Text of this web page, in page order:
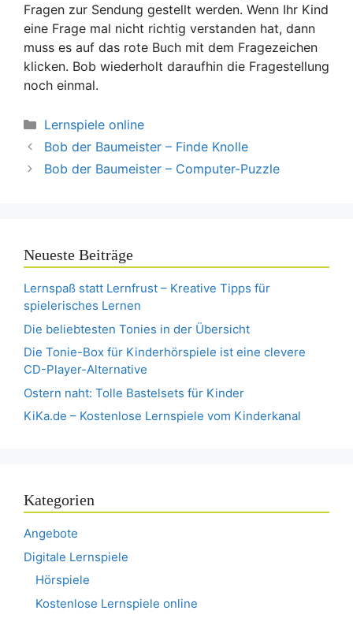
Fragen zur Sendung gestellt werden. Wenn Ihr Kind
eine Frage mal nicht richtig verstanden hat, dann
muss es auf das rote Buch mit dem Fragezeichen
klicken. Bob wiederholt daraufhin die Fragestellung
noch einmal.
Kategorien
Lernspiele online
Bob der Baumeister – Finde Knolle
Bob der Baumeister – Computer-Puzzle
Neueste Beiträge
Lernspaß statt Lernfrust – Kreative Tipps für
spielerisches Lernen
Die beliebtesten Tonies in der Übersicht
Die Tonie-Box für Kinderhörspiele ist eine clevere
CD-Player-Alternative
Ostern naht: Tolle Bastelsets für Kinder
KiKa.de – Kostenlose Lernspiele vom Kinderkanal
Kategorien
Angebote
Digitale Lernspiele
Hörspiele
Kostenlose Lernspiele online